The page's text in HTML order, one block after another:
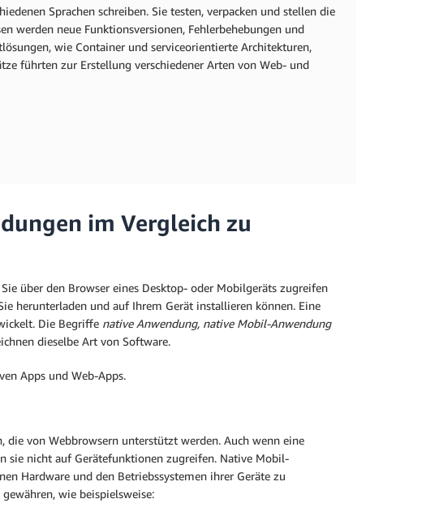
Sprachen schreiben. Sie testen, verpacken und stellen die
werden neue Funktionsversionen, Fehlerbehebungen und
wie Container und serviceorientierte Architekturen,
führten zur Erstellung verschiedener Arten von Web- und
im Vergleich zu
über den Browser eines Desktop- oder Mobilgeräts zugreifen
herunterladen und auf Ihrem Gerät installieren können. Eine
Die Begriffe native Anwendung, native Mobil-Anwendung
dieselbe Art von Software.
Apps und Web-Apps.
von Webbrowsern unterstützt werden. Auch wenn eine
sie nicht auf Gerätefunktionen zugreifen. Native Mobil-
Hardware und den Betriebssystemen ihrer Geräte zu
wie beispielsweise: